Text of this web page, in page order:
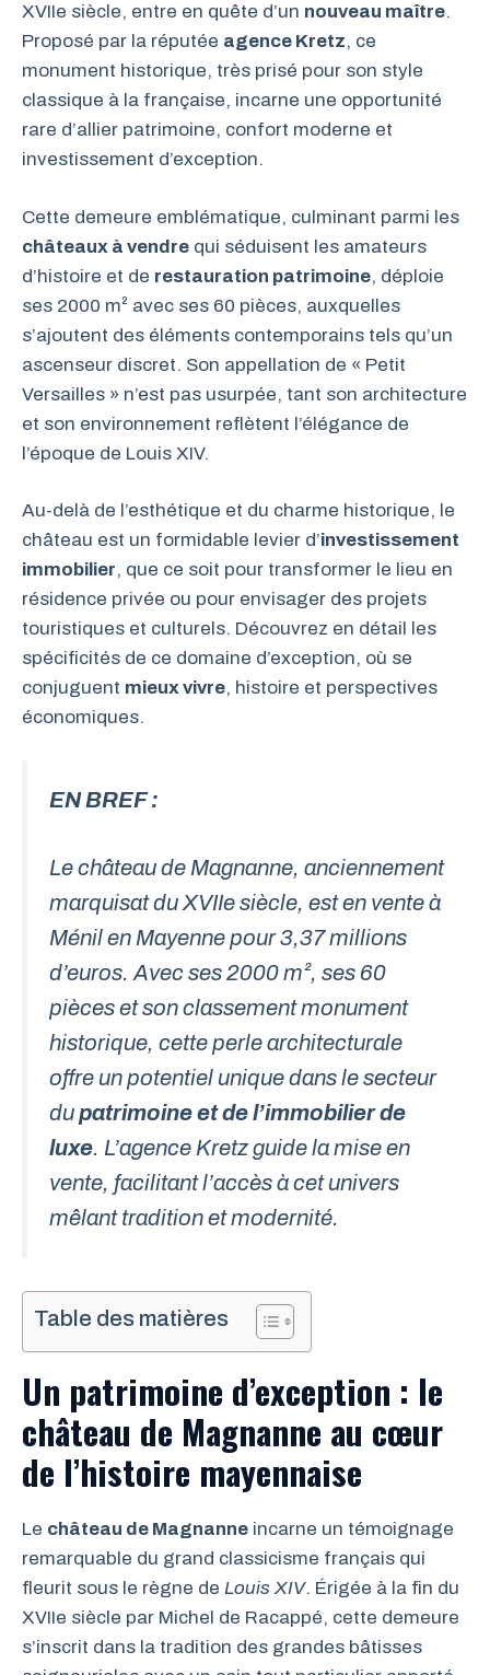
XVIIe siècle, entre en quête d’un nouveau maître.
Proposé par la réputée agence Kretz, ce
monument historique, très prisé pour son style
classique à la française, incarne une opportunité
rare d’allier patrimoine, confort moderne et
investissement d’exception.
Cette demeure emblématique, culminant parmi les
châteaux à vendre qui séduisent les amateurs
d’histoire et de restauration patrimoine, déploie
ses 2000 m² avec ses 60 pièces, auxquelles
s’ajoutent des éléments contemporains tels qu’un
ascenseur discret. Son appellation de « Petit
Versailles » n’est pas usurpée, tant son architecture
et son environnement reflètent l’élégance de
l’époque de Louis XIV.
Au-delà de l’esthétique et du charme historique, le
château est un formidable levier d’investissement
immobilier, que ce soit pour transformer le lieu en
résidence privée ou pour envisager des projets
touristiques et culturels. Découvrez en détail les
spécificités de ce domaine d’exception, où se
conjuguent mieux vivre, histoire et perspectives
économiques.
EN BREF :
Le château de Magnanne, anciennement
marquisat du XVIIe siècle, est en vente à
Ménil en Mayenne pour 3,37 millions
d’euros. Avec ses 2000 m², ses 60
pièces et son classement monument
historique, cetteperle architecturale
offre un potentiel unique dans le secteur
dupatrimoine et de l’immobilier de
luxe. L’agence Kretz guide la mise en
vente, facilitant l’accès à cet univers
mêlant tradition et modernité.
Table des matières
Un patrimoine d’exception : le
château de Magnanne au cœur
de l’histoire mayennaise
Le château de Magnanne incarne un témoignage
remarquable du grand classicisme français qui
fleurit sous le règne de Louis XIV. Érigée à la fin du
XVIIe siècle par Michel de Racappé, cette demeure
s’inscrit dans la tradition des grandes bâtisses